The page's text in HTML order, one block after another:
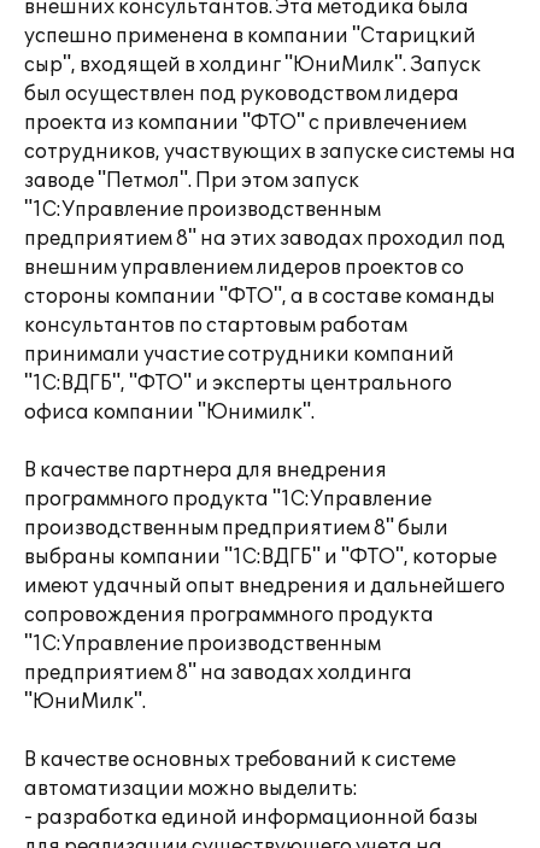
внешних консультантов. Эта методика была
успешно применена в компании "Старицкий
сыр", входящей в холдинг "ЮниМилк". Запуск
был осуществлен под руководством лидера
проекта из компании "ФТО" с привлечением
сотрудников, участвующих в запуске системы на
заводе "Петмол". При этом запуск
"1С:Управление производственным
предприятием 8" на этих заводах проходил под
внешним управлением лидеров проектов со
стороны компании "ФТО", а в составе команды
консультантов по стартовым работам
принимали участие сотрудники компаний
"1С:ВДГБ", "ФТО" и эксперты центрального
офиса компании "Юнимилк".
В качестве партнера для внедрения
программного продукта "1С:Управление
производственным предприятием 8" были
выбраны компании "1С:ВДГБ" и "ФТО", которые
имеют удачный опыт внедрения и дальнейшего
сопровождения программного продукта
"1С:Управление производственным
предприятием 8" на заводах холдинга
"ЮниМилк".
В качестве основных требований к системе
автоматизации можно выделить:
- разработка единой информационной базы